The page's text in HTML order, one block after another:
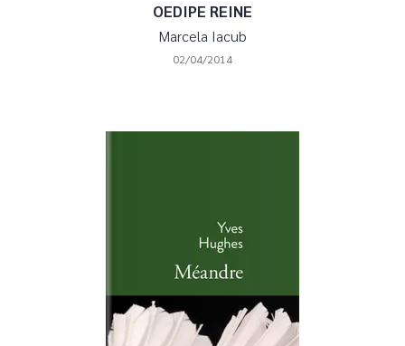
OEDIPE REINE
Marcela Iacub
02/04/2014